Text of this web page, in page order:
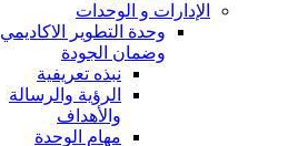
الإدارات و الوحدات
وحدة التطوير الاكاديمي
وضمان الجودة
نبذه تعريفية
الرؤية والرسالة
والأهداف
مهام الوحدة